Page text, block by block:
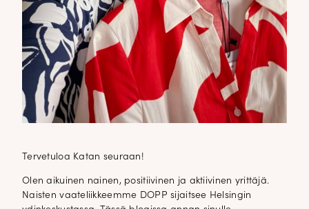
Tervetuloa Katan seuraan!
Olen aikuinen nainen, positiivinen ja aktiivinen yrittäjä.
Naisten vaateliikkeemme DOPP sijaitsee Helsingin